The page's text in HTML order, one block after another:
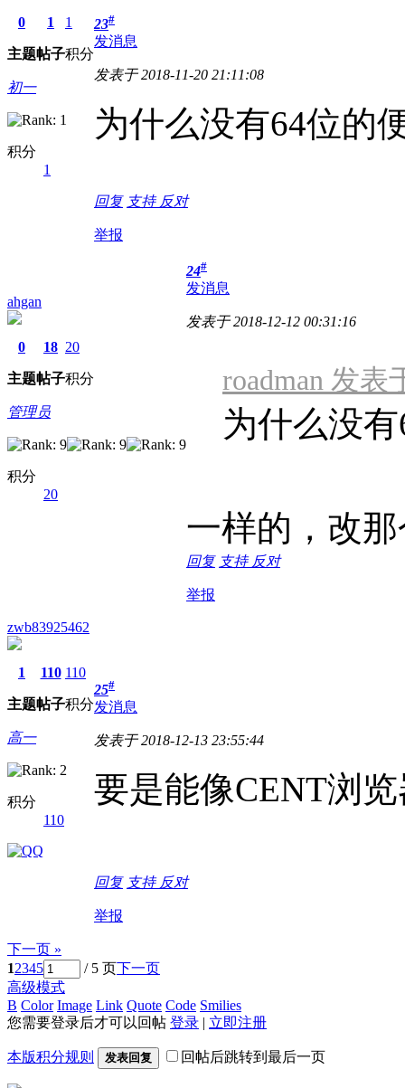
0
主题
1
帖子
1
积分
初一
积分
1
23#
发消息
发表于 2018-11-20 21:11:08
为什么没有64位的
回复 支持 反对
举报
ahgan
0
主题
18
帖子
20
积分
管理员
积分
20
24#
发消息
发表于 2018-12-12 00:31:16
roadman 发表
为什么没
一样的，改
回复 支持 反对
举报
zwb83925462
1
主题
110
帖子
110
积分
高一
积分
110
25#
发消息
发表于 2018-12-13 23:55:44
要是能像CENT浏
回复 支持 反对
举报
下一页 »
12345 / 5 页下一页
高级模式
B Color Image Link Quote Code Smilies
您需要登录后才可以回帖 登录 | 立即注册
本版积分规则 发表回复 回帖后跳转到最后一页